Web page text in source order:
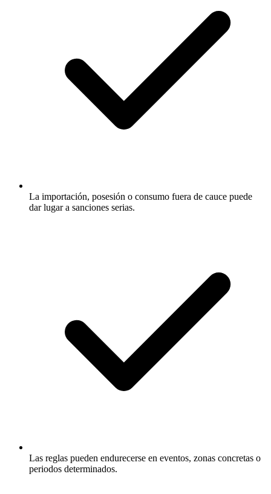
La importación, posesión o consumo fuera de cauce puede
dar lugar a sanciones serias.
Las reglas pueden endurecerse en eventos, zonas concretas o
periodos determinados.